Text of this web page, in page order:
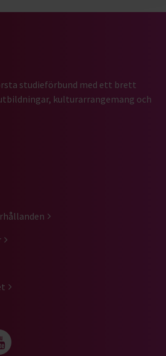
startsida
studieförbund med ett brett
kulturarrangemang och